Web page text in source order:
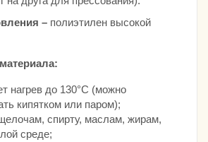
– полиэтилен высокой
нагрев до 130°С (можно
кипятком или паром);
спирту, маслам, жирам,
среде;